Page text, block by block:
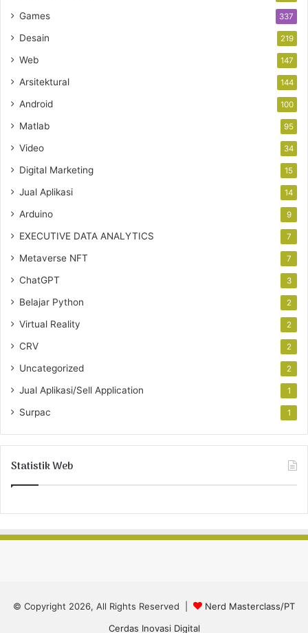
Games 337
Desain 219
Web 147
Arsitektural 144
Android 100
Matlab 95
Video 34
Digital Marketing 15
Jual Aplikasi 14
Arduino 9
EXECUTIVE DATA ANALYTICS 7
Metaverse NFT 7
ChatGPT 3
Belajar Python 2
Virtual Reality 2
CRV 2
Uncategorized 2
Jual Aplikasi/Sell Application 1
Surpac 1
Statistik Web
© Copyright 2026, All Rights Reserved |
Nerd Masterclass/PT
Cerdas Inovasi Digital